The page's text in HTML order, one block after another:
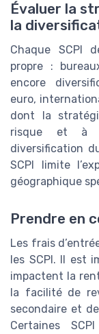
Évaluer la
la
Chaque SCPI
propre :
encore
euro,
dont la
risque et à
diversification
SCPI limite
géographique
Prendre en
Les frais
les SCPI. Il est
impactent la
la facilité de
secondaire et
Certaines